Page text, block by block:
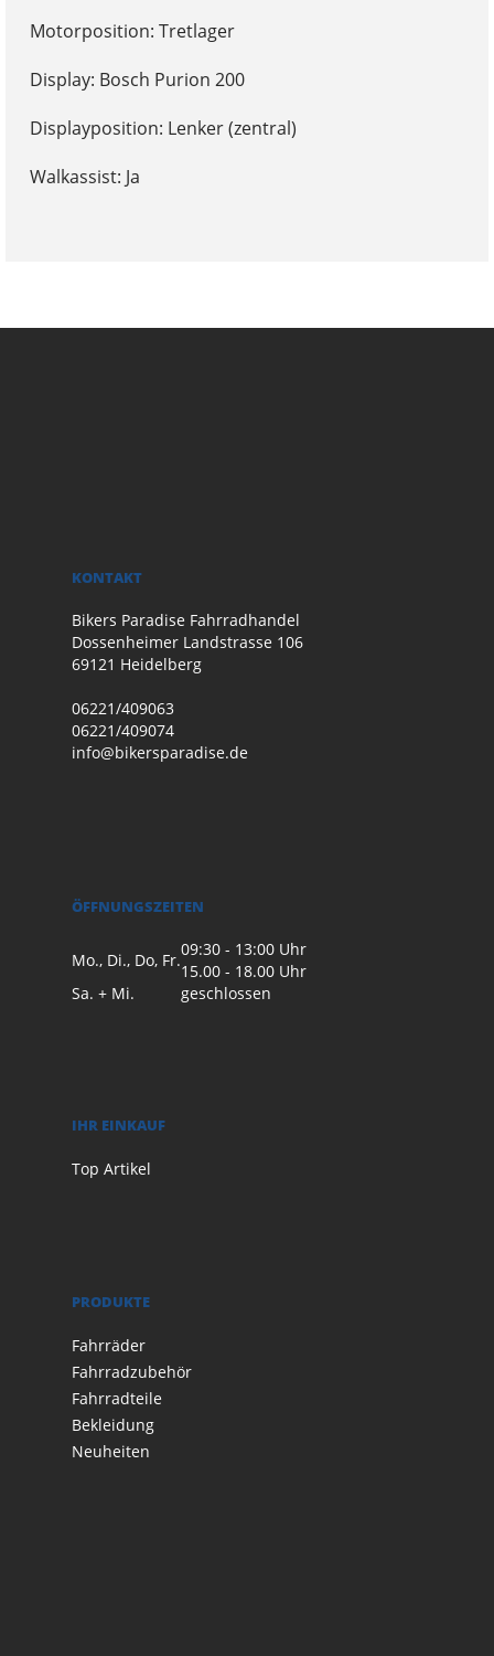
Motorposition: Tretlager
Display: Bosch Purion 200
Displayposition: Lenker (zentral)
Walkassist: Ja
KONTAKT
Bikers Paradise Fahrradhandel
Dossenheimer Landstrasse 106
69121 Heidelberg
06221/409063
06221/409074
info@bikersparadise.de
ÖFFNUNGSZEITEN
Mo., Di., Do, Fr.
09:30 - 13:00 Uhr
15.00 - 18.00 Uhr
Sa. + Mi.
geschlossen
IHR EINKAUF
Top Artikel
PRODUKTE
Fahrräder
Fahrradzubehör
Fahrradteile
Bekleidung
Neuheiten